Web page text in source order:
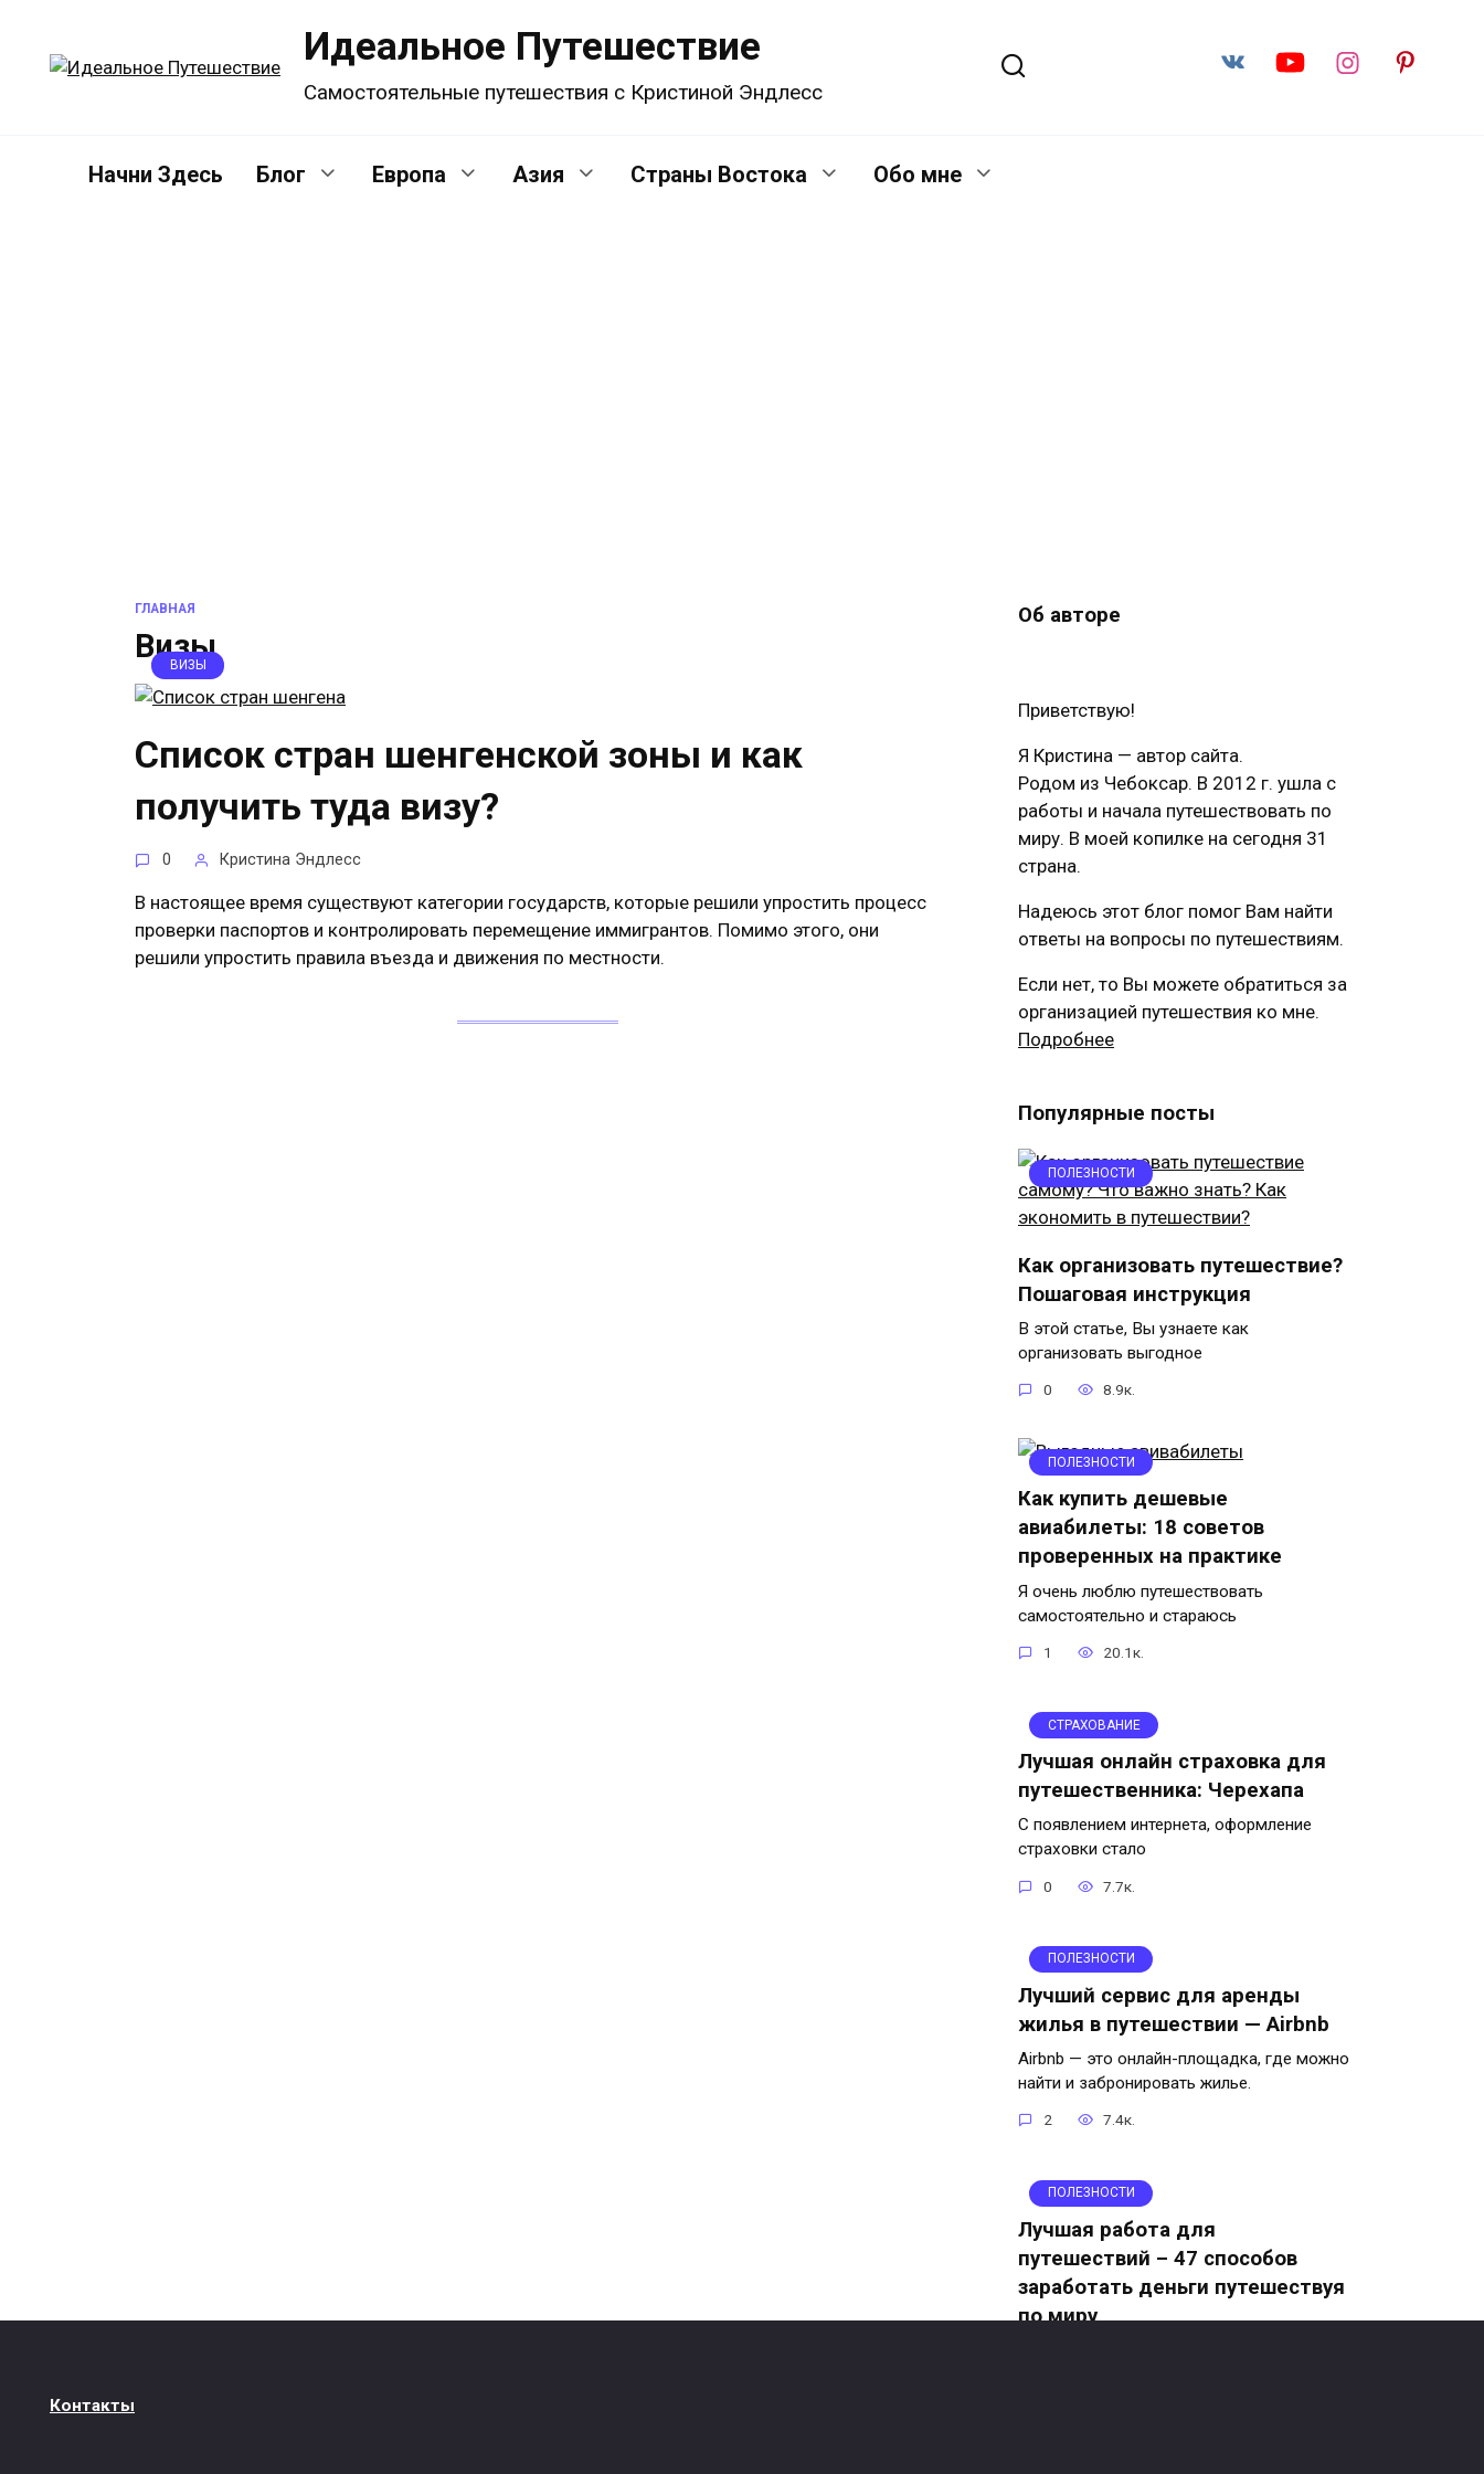
содержанию
Идеальное Путешествие
Самостоятельные путешествия с Кристиной Эндлесс
Начни Здесь Блог Европа Азия Страны Востока Обо мне
ГЛАВНАЯ
Визы
ВИЗЫ
Список стран шенгенской зоны и как
получить туда визу?
0 Кристина Эндлесс
В настоящее время существуют категории государств, которые решили упростить процесс
проверки паспортов и контролировать перемещение иммигрантов. Помимо этого, они
решили упростить правила въезда и движения по местности.
Об авторе
Приветствую!
Я Кристина — автор сайта.
Родом из Чебоксар. В 2012 г. ушла с
работы и начала путешествовать по
миру. В моей копилке на сегодня 31
страна.
Надеюсь этот блог помог Вам найти
ответы на вопросы по путешествиям.
Если нет, то Вы можете обратиться за
организацией путешествия ко мне.
Подробнее
Популярные посты
ПОЛЕЗНОСТИ
Как организовать путешествие?
Пошаговая инструкция
В этой статье, Вы узнаете как
организовать выгодное
0 8.9к.
ПОЛЕЗНОСТИ
Как купить дешевые
авиабилеты: 18 советов
проверенных на практике
Я очень люблю путешествовать
самостоятельно и стараюсь
1 20.1к.
СТРАХОВАНИЕ
Лучшая онлайн страховка для
путешественника: Черехапа
С появлением интернета, оформление
страховки стало
0 7.7к.
ПОЛЕЗНОСТИ
Лучший сервис для аренды
жилья в путешествии — Airbnb
Airbnb — это онлайн-площадка, где можно
найти и забронировать жилье.
2 7.4к.
ПОЛЕЗНОСТИ
Лучшая работа для
путешествий – 47 способов
заработать деньги путешествуя
по миру
Контакты